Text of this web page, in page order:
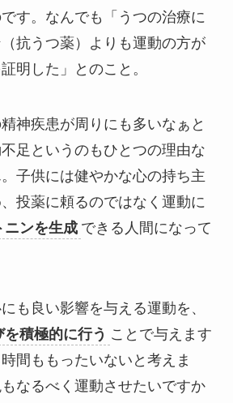
す。なんでも「うつの治療に
抗うつ薬）よりも運動の方が
明した」とのこと。
神疾患が周りにも多いなぁと
足というのもひとつの理由な
子供には健やかな心の持ち主
投薬に頼るのではなく運動に
ニンを生成 できる人間になって
も良い影響を与える運動を、
を積極的に行う ことで与えます
間ももったいないと考えま
なるべく運動させたいですか